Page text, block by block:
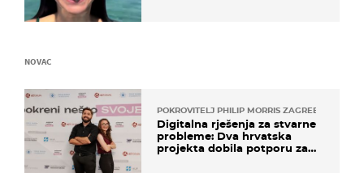
NOVAC
POKROVITELJ PHILIP MORRIS ZAGREB
Digitalna rješenja za stvarne
probleme: Dva hrvatska
projekta dobila potporu za